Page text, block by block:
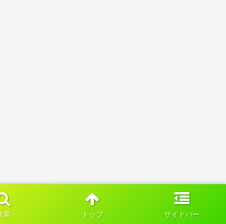
索 トップ サイドバー